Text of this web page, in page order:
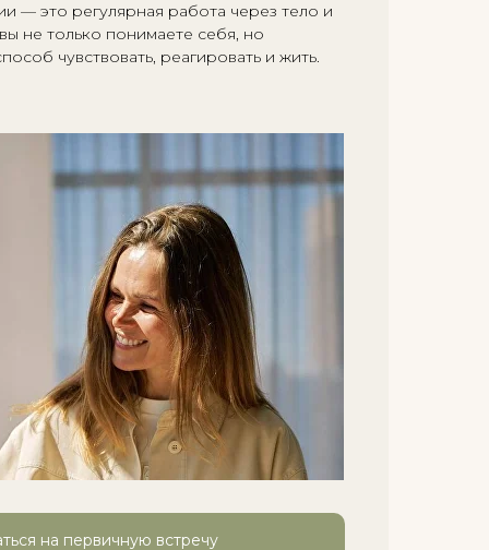
— это регулярная работа через тело и
не только понимаете себя, но
чувствовать, реагировать и жить.
на первичную встречу